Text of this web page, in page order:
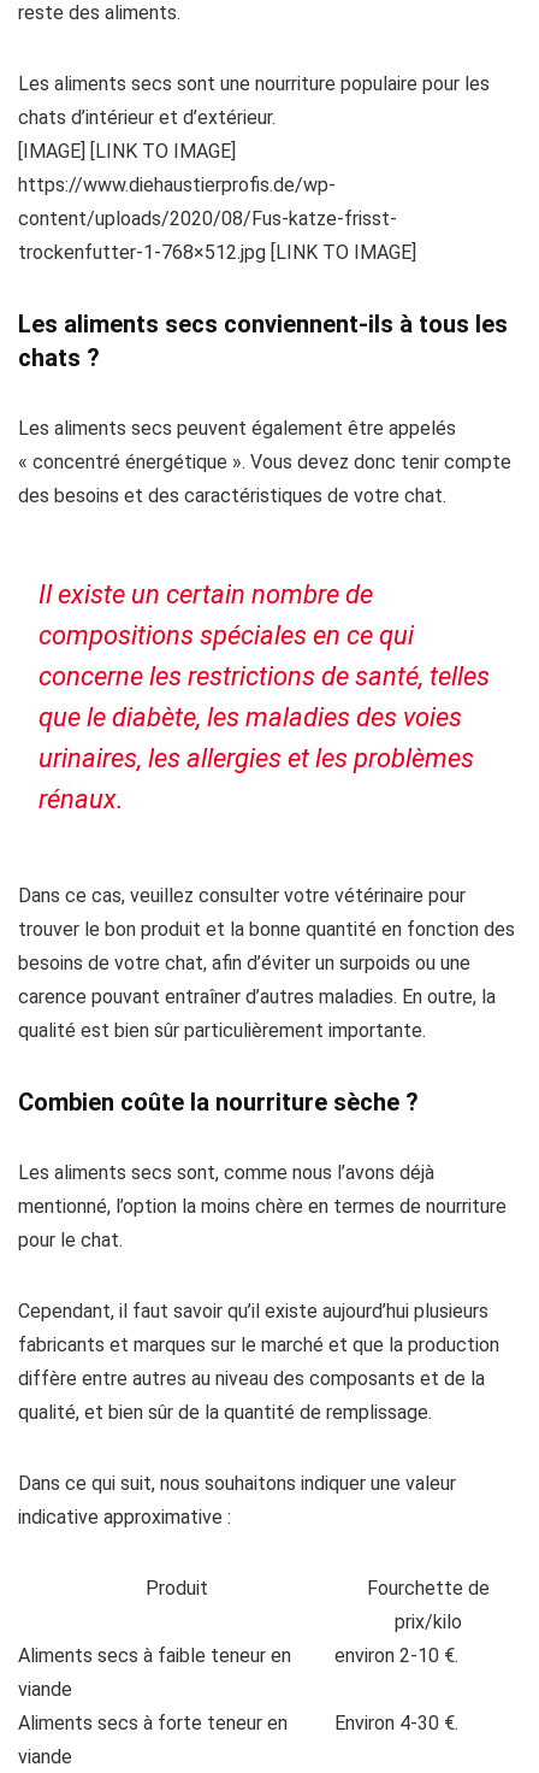
reste des aliments.
Les aliments secs sont une nourriture populaire pour les
chats d’intérieur et d’extérieur.
[IMAGE] [LINK TO IMAGE]
https://www.diehaustierprofis.de/wp-
content/uploads/2020/08/Fus-katze-frisst-
trockenfutter-1-768×512.jpg [LINK TO IMAGE]
Les aliments secs conviennent-ils à tous les
chats ?
Les aliments secs peuvent également être appelés
« concentré énergétique ». Vous devez donc tenir compte
des besoins et des caractéristiques de votre chat.
Il existe un certain nombre de
compositions spéciales en ce qui
concerne les restrictions de santé, telles
que le diabète, les maladies des voies
urinaires, les allergies et les problèmes
rénaux.
Dans ce cas, veuillez consulter votre vétérinaire pour
trouver le bon produit et la bonne quantité en fonction des
besoins de votre chat, afin d’éviter un surpoids ou une
carence pouvant entraîner d’autres maladies. En outre, la
qualité est bien sûr particulièrement importante.
Combien coûte la nourriture sèche ?
Les aliments secs sont, comme nous l’avons déjà
mentionné, l’option la moins chère en termes de nourriture
pour le chat.
Cependant, il faut savoir qu’il existe aujourd’hui plusieurs
fabricants et marques sur le marché et que la production
diffère entre autres au niveau des composants et de la
qualité, et bien sûr de la quantité de remplissage.
Dans ce qui suit, nous souhaitons indiquer une valeur
indicative approximative :
Produit
Fourchette de
prix/kilo
Aliments secs à faible teneur en
viande
environ 2-10 €.
Aliments secs à forte teneur en
viande
Environ 4-30 €.